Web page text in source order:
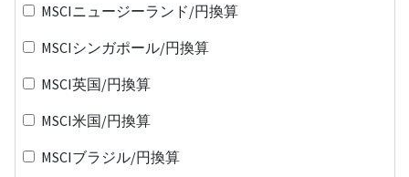
MSCIニュージーランド/円換算
MSCIシンガポール/円換算
MSCI英国/円換算
MSCI米国/円換算
MSCIブラジル/円換算